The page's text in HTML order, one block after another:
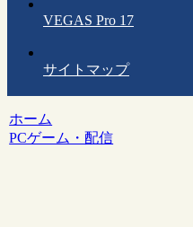
VEGAS Pro 17
サイトマップ
ホーム
PCゲーム・配信